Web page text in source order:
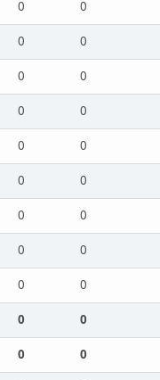
0 0
0 0
0 0
0 0
0 0
0 0
0 0
0 0
0 0
0 0
0 0